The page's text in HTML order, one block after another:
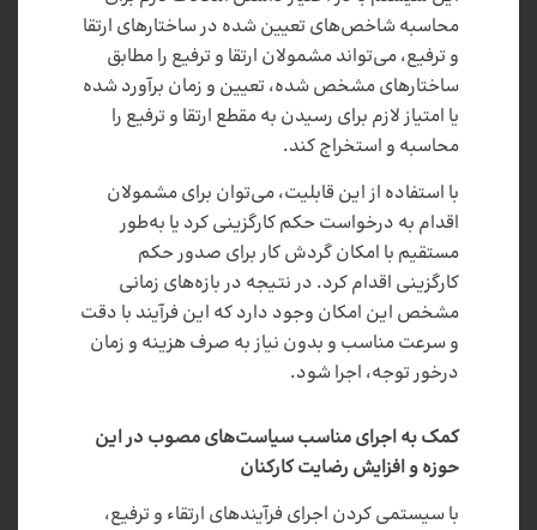
محاسبه شاخص‌های تعیین شده در ساختارهای ارتقا
و ترفیع، می‌تواند مشمولان ارتقا و ترفیع را مطابق
ساختارهای مشخص شده، تعیین و زمان برآورد شده
یا امتیاز لازم برای رسیدن به مقطع ارتقا و ترفیع را
محاسبه و استخراج کند.
با استفاده از این قابلیت، می‌توان برای مشمولان
اقدام به درخواست حکم کارگزینی کرد یا به‌طور
مستقیم با امکان گردش کار برای صدور حکم
کارگزینی اقدام کرد. در نتیجه در بازه‌های زمانی
مشخص این امکان وجود دارد که این فرآیند با دقت
و سرعت مناسب و بدون نیاز به صرف هزینه و زمان
درخور توجه، اجرا شود.
کمک به اجرای مناسب سیاست‌های مصوب در این
حوزه و افزایش رضایت کارکنان
با سیستمی کردن اجرای فرآیندهای ارتقاء و ترفیع،